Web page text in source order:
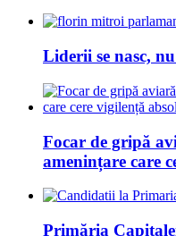
Liderii se nasc, nu
Focar de gripă
amenințare care
Primăria